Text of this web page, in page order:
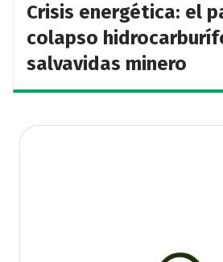
Crisis energética: el
colapso
salvavidas minero